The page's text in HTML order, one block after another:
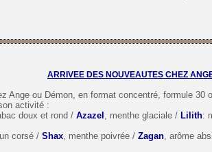
ARRIVEE DES NOUVEAUTES CHEZ
Ange ou Démon, en format concentré, formule
activité :
doux et rond / Azazel , menthe glaciale / Lilith:
corsé / Shax, menthe poivrée / Zagan, arôme